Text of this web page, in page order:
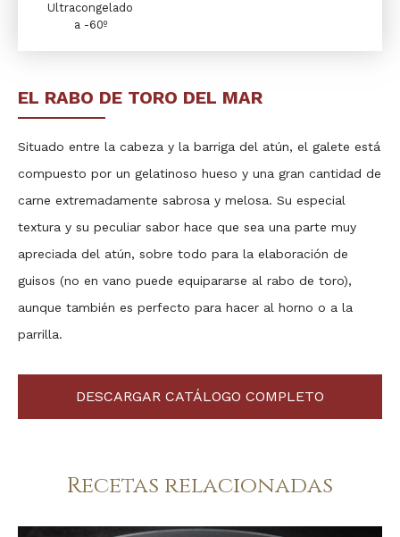
Ultracongelado
a -60º
EL RABO DE TORO DEL MAR
Situado entre la cabeza y la barriga del atún, el galete está
compuesto por un gelatinoso hueso y una gran cantidad de
carne extremadamente sabrosa y melosa. Su especial
textura y su peculiar sabor hace que sea una parte muy
apreciada del atún, sobre todo para la elaboración de
guisos (no en vano puede equipararse al rabo de toro),
aunque también es perfecto para hacer al horno o a la
parrilla.
DESCARGAR CATÁLOGO COMPLETO
Recetas relacionadas